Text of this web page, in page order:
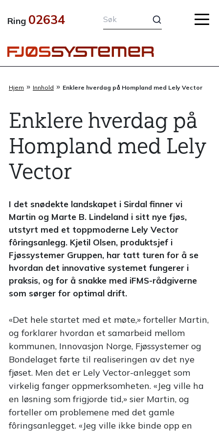
rett
innholdet
Ring 02634
Hjem » Innhold » Enklere hverdag på Hompland med Lely Vector
Enklere hverdag på
Hompland med Lely
Vector
I det snødekte landskapet i Sirdal finner vi
Martin og Marte B. Lindeland i sitt nye fjøs,
utstyrt med et toppmoderne Lely Vector
fôringsanlegg. Kjetil Olsen, produktsjef i
Fjøssystemer Gruppen, har tatt turen for å se
hvordan det innovative systemet fungerer i
praksis, og for å snakke med iFMS-rådgiverne
som sørger for optimal drift.
«Det hele startet med et møte,» forteller Martin,
og forklarer hvordan et samarbeid mellom
kommunen, Innovasjon Norge, Fjøssystemer og
Bondelaget førte til realiseringen av det nye
fjøset. Men det er Lely Vector-anlegget som
virkelig fanger oppmerksomheten. «Jeg ville ha
en løsning som frigjorde tid,» sier Martin, og
forteller om problemene med det gamle
fôringsanlegget. «Jeg ville ikke binde opp en